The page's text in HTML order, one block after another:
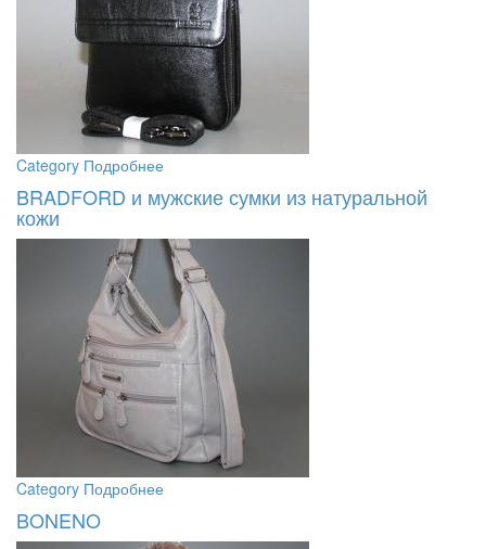
Category Подробнее
BRADFORD и мужские сумки из натуральной
кожи
Category Подробнее
BONENO